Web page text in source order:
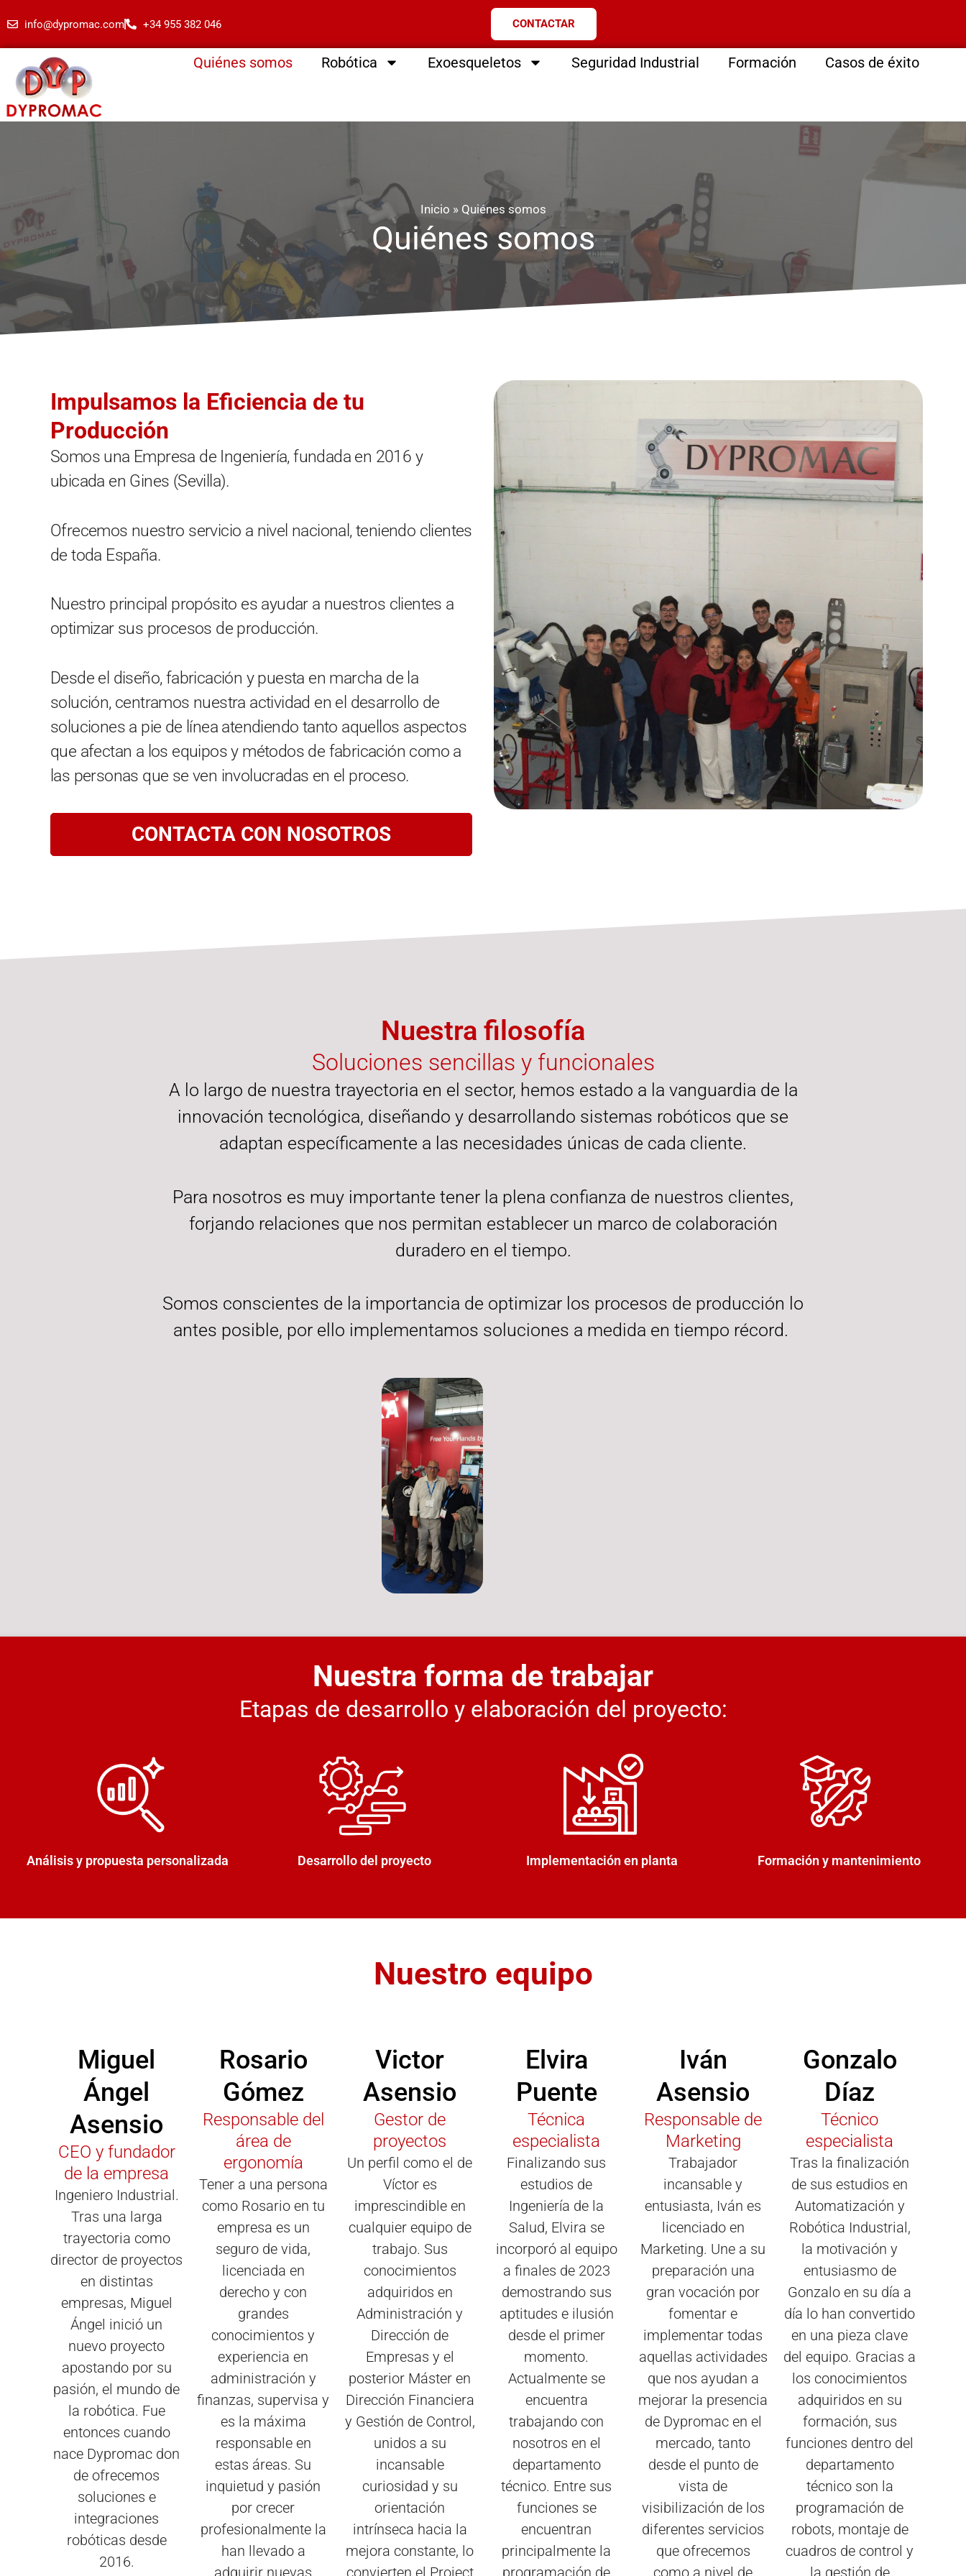
info@dypromac.com +34 955 382 046 CONTACTAR
Quiénes somos Robótica Exoesqueletos Seguridad Industrial Formación Casos de éxito
Inicio » Quiénes somos
Quiénes somos
Impulsamos la Eficiencia de tu
Producción
Somos una Empresa de Ingeniería, fundada en 2016 y
ubicada en Gines (Sevilla).
Ofrecemos nuestro servicio a nivel nacional, teniendo clientes
de toda España.
Nuestro principal propósito es ayudar a nuestros clientes a
optimizar sus procesos de producción.
Desde el diseño, fabricación y puesta en marcha de la
solución, centramos nuestra actividad en el desarrollo de
soluciones a pie de línea atendiendo tanto aquellos aspectos
que afectan a los equipos y métodos de fabricación como a
las personas que se ven involucradas en el proceso.
CONTACTA CON NOSOTROS
Nuestra filosofía
Soluciones sencillas y funcionales
A lo largo de nuestra trayectoria en el sector, hemos estado a la vanguardia de la
innovación tecnológica, diseñando y desarrollando sistemas robóticos que se
adaptan específicamente a las necesidades únicas de cada cliente.
Para nosotros es muy importante tener la plena confianza de nuestros clientes,
forjando relaciones que nos permitan establecer un marco de colaboración
duradero en el tiempo.
Somos conscientes de la importancia de optimizar los procesos de producción lo
antes posible, por ello implementamos soluciones a medida en tiempo récord.
Nuestra forma de trabajar
Etapas de desarrollo y elaboración del proyecto:
Análisis y propuesta personalizada Desarrollo del proyecto Implementación en planta Formación y mantenimiento
Nuestro equipo
Miguel
Ángel
Asensio
CEO y fundador
de la empresa
Ingeniero Industrial.
Tras una larga
trayectoria como
director de proyectos
en distintas
empresas, Miguel
Ángel inició un
nuevo proyecto
apostando por su
pasión, el mundo de
la robótica. Fue
entonces cuando
nace Dypromac don
de ofrecemos
soluciones e
integraciones
robóticas desde
2016.
Rosario
Gómez
Responsable del
área de
ergonomía
Tener a una persona
como Rosario en tu
empresa es un
seguro de vida,
licenciada en
derecho y con
grandes
conocimientos y
experiencia en
administración y
finanzas, supervisa y
es la máxima
responsable en
estas áreas. Su
inquietud y pasión
por crecer
profesionalmente la
han llevado a
adquirir nuevas
Victor
Asensio
Gestor de
proyectos
Un perfil como el de
Víctor es
imprescindible en
cualquier equipo de
trabajo. Sus
conocimientos
adquiridos en
Administración y
Dirección de
Empresas y el
posterior Máster en
Dirección Financiera
y Gestión de Control,
unidos a su
incansable
curiosidad y su
orientación
intrínseca hacia la
mejora constante, lo
convierten el Project
Elvira
Puente
Técnica
especialista
Finalizando sus
estudios de
Ingeniería de la
Salud, Elvira se
incorporó al equipo
a finales de 2023
demostrando sus
aptitudes e ilusión
desde el primer
momento.
Actualmente se
encuentra
trabajando con
nosotros en el
departamento
técnico. Entre sus
funciones se
encuentran
principalmente la
programación de
Iván
Asensio
Responsable de
Marketing
Trabajador
incansable y
entusiasta, Iván es
licenciado en
Marketing. Une a su
preparación una
gran vocación por
fomentar e
implementar todas
aquellas actividades
que nos ayudan a
mejorar la presencia
de Dypromac en el
mercado, tanto
desde el punto de
vista de
visibilización de los
diferentes servicios
que ofrecemos
como a nivel de
Gonzalo
Díaz
Técnico
especialista
Tras la finalización
de sus estudios en
Automatización y
Robótica Industrial,
la motivación y
entusiasmo de
Gonzalo en su día a
día lo han convertido
en una pieza clave
del equipo. Gracias a
los conocimientos
adquiridos en su
formación, sus
funciones dentro del
departamento
técnico son la
programación de
robots, montaje de
cuadros de control y
la gestión de